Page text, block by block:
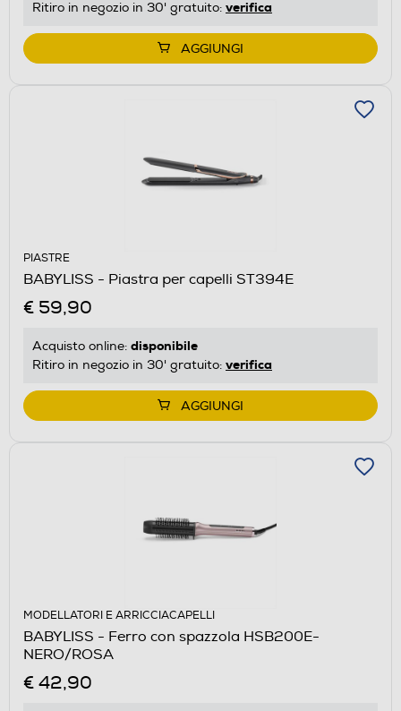
Ritiro in negozio in 30' gratuito: verifica
AGGIUNGI
PIASTRE
BABYLISS - Piastra per capelli ST394E
€ 59,90
Acquisto online: disponibile
Ritiro in negozio in 30' gratuito: verifica
AGGIUNGI
MODELLATORI E ARRICCIACAPELLI
BABYLISS - Ferro con spazzola HSB200E-
NERO/ROSA
€ 42,90